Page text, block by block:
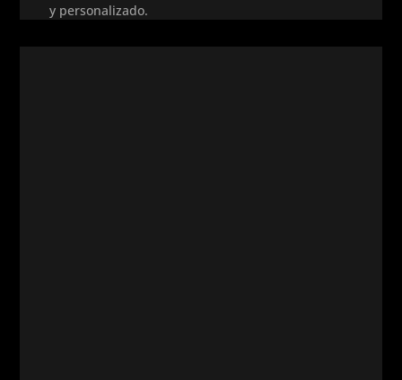
y personalizado.